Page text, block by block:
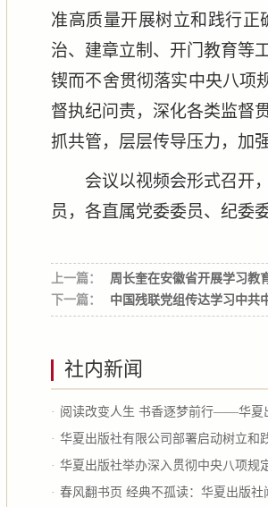
准高质量开展树立和践行
治、建章立制、开门教育等
锲而不舍贯彻落实中央八项
督执纪问责，深化各类监督
抓共管，层层传导压力，加
会议以视频会形式召开
员，各直属党委委员、纪委
上一篇：
周长奎在安徽省开展学习教
下一篇：
中国残联党组传达学习中共
社内新闻
· 阅读改变人生 书香逐梦前行——华夏
· 华夏出版社有限公司部署启动树立和
· 华夏出版社举办深入贯彻中央八项规
· 春风翻书页 经典不孤读：华夏出版社